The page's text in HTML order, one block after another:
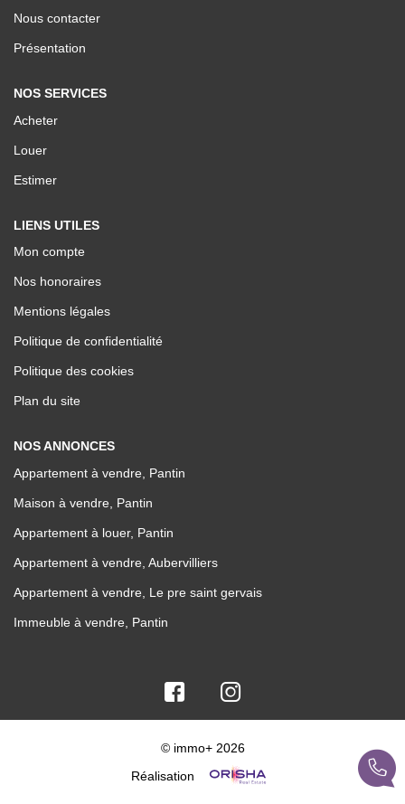
Nous contacter
Présentation
NOS SERVICES
Acheter
Louer
Estimer
LIENS UTILES
Mon compte
Nos honoraires
Mentions légales
Politique de confidentialité
Politique des cookies
Plan du site
NOS ANNONCES
Appartement à vendre, Pantin
Maison à vendre, Pantin
Appartement à louer, Pantin
Appartement à vendre, Aubervilliers
Appartement à vendre, Le pre saint gervais
Immeuble à vendre, Pantin
© immo+ 2026
Réalisation